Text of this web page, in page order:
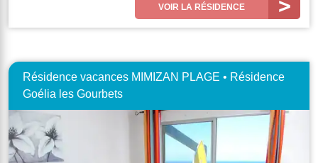
VOIR LA RÉSIDENCE
Résidence vacances MIMIZAN PLAGE • Résidence
Goélia les Gourbets